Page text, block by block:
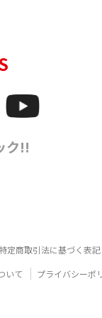
特定商取引法に基づく表記
いて プライバシーポ